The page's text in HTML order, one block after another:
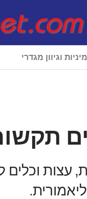
מיניות וגיוון מגדרי
עצות